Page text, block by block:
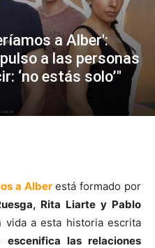
a Alber':
a las personas
‘no estás solo’"
a Alberestá formado por
Rita Liarte y Pablo
vida a esta historia escrita
escenifica las relaciones